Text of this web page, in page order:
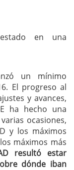
en una
un mínimo
El progreso al
y avances,
ha hecho una
ocasiones,
y los máximos
máximos más
resultó estar
dónde iban